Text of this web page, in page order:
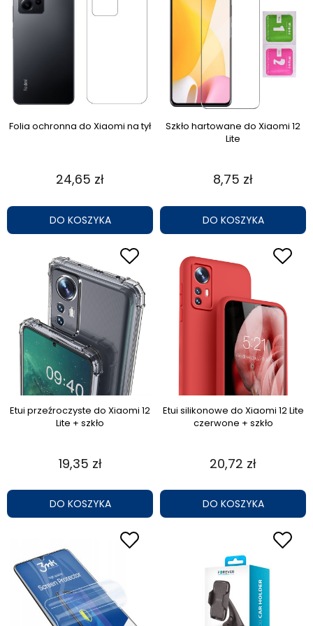
Folia ochronna do Xiaomi na tył
24,65 zł
DO KOSZYKA
Szkło hartowane do Xiaomi 12
Lite
8,75 zł
DO KOSZYKA
Etui przeźroczyste do Xiaomi 12
Lite + szkło
19,35 zł
DO KOSZYKA
Etui silikonowe do Xiaomi 12 Lite
czerwone + szkło
20,72 zł
DO KOSZYKA